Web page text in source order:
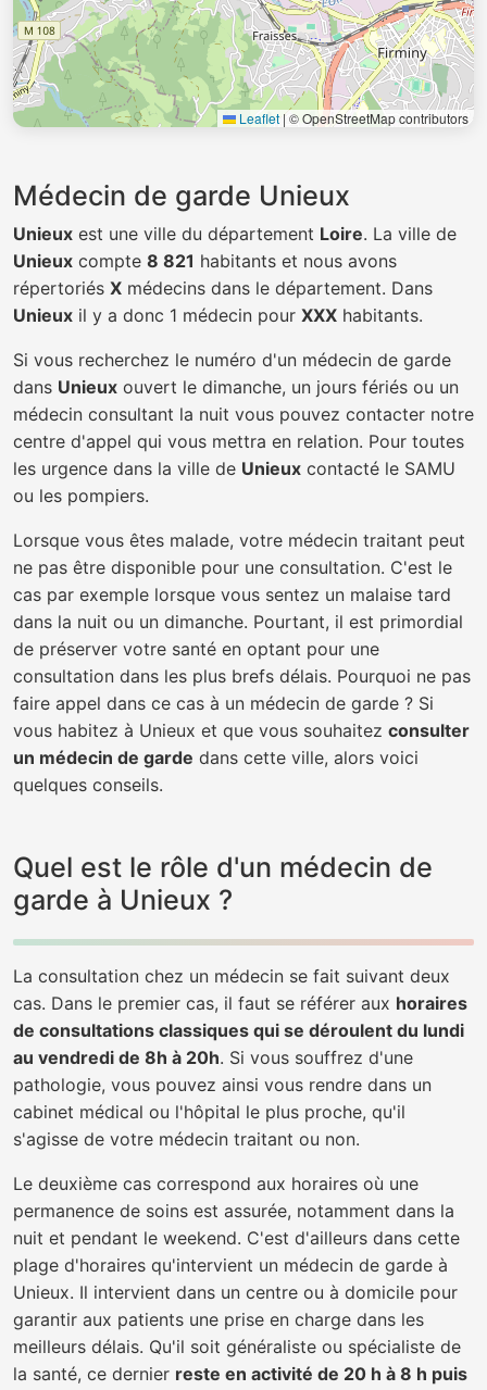
Leaflet |© OpenStreetMap contributors
Médecin de garde Unieux
Unieux est une ville du département Loire. La ville de
Unieux compte 8 821 habitants et nous avons
répertoriés X médecins dans le département. Dans
Unieux il y a donc 1 médecin pour XXX habitants.
Si vous recherchez le numéro d'un médecin de garde
dans Unieux ouvert le dimanche, un jours fériés ou un
médecin consultant la nuit vous pouvez contacter notre
centre d'appel qui vous mettra en relation. Pour toutes
les urgence dans la ville de Unieux contacté le SAMU
ou les pompiers.
Lorsque vous êtes malade, votre médecin traitant peut
ne pas être disponible pour une consultation. C'est le
cas par exemple lorsque vous sentez un malaise tard
dans la nuit ou un dimanche. Pourtant, il est primordial
de préserver votre santé en optant pour une
consultation dans les plus brefs délais. Pourquoi ne pas
faire appel dans ce cas à un médecin de garde ? Si
vous habitez à Unieux et que vous souhaitez consulter
un médecin de garde dans cette ville, alors voici
quelques conseils.
Quel est le rôle d'un médecin de
garde à Unieux ?
La consultation chez un médecin se fait suivant deux
cas. Dans le premier cas, il faut se référer aux horaires
de consultations classiques qui se déroulent du lundi
au vendredi de 8h à 20h. Si vous souffrez d'une
pathologie, vous pouvez ainsi vous rendre dans un
cabinet médical ou l'hôpital le plus proche, qu'il
s'agisse de votre médecin traitant ou non.
Le deuxième cas correspond aux horaires où une
permanence de soins est assurée, notamment dans la
nuit et pendant le weekend. C'est d'ailleurs dans cette
plage d'horaires qu'intervient un médecin de garde à
Unieux. Il intervient dans un centre ou à domicile pour
garantir aux patients une prise en charge dans les
meilleurs délais. Qu'il soit généraliste ou spécialiste de
la santé, ce dernier reste en activité de 20 h à 8 h puis